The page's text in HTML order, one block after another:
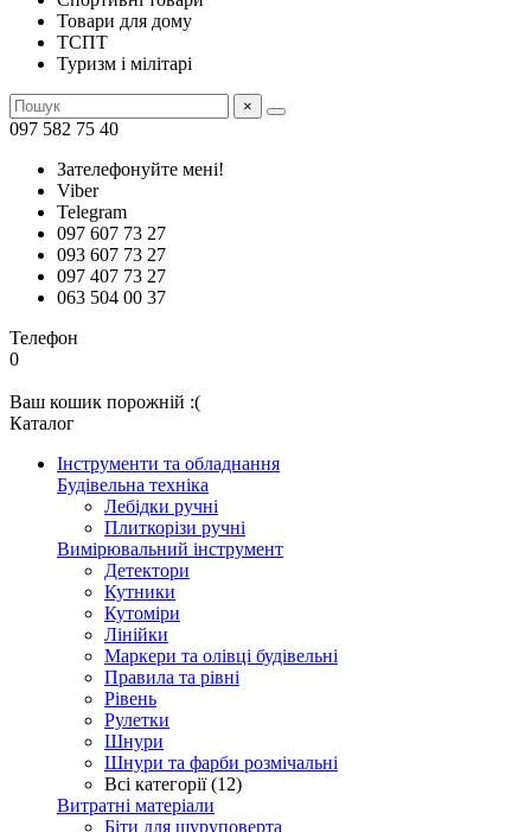
Товари для дому
ТСПТ
Туризм і мілітарі
×
097 582 75 40
Зателефонуйте мені!
Viber
Telegram
097 607 73 27
093 607 73 27
097 407 73 27
063 504 00 37
Телефон
0
Ваш кошик порожній :(
Каталог
Інструменти та обладнання
Будівельна техніка
Лебідки ручні
Плиткорізи ручні
Вимірювальний інструмент
Детектори
Кутники
Кутоміри
Лінійки
Маркери та олівці будівельні
Правила та рівні
Рівень
Рулетки
Шнури
Шнури та фарби розмічальні
Всі категорії (12)
Витратні матеріали
Біти для шуруповерта